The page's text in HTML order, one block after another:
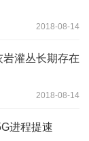
2018-08-14
灌丛长期存在
2018-08-14
进程提速